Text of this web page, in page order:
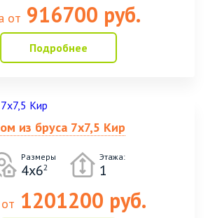
от 916700 руб.
Подробнее
из бруса 7х7,5 Кир
Размеры
4х62
Этажа:
1
1201200 руб.